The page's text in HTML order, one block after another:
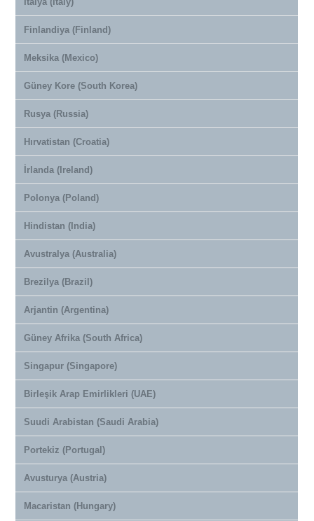
Finlandiya (Finland)
Meksika (Mexico)
Güney Kore (South Korea)
Rusya (Russia)
Hırvatistan (Croatia)
İrlanda (Ireland)
Polonya (Poland)
Hindistan (India)
Avustralya (Australia)
Brezilya (Brazil)
Arjantin (Argentina)
Güney Afrika (South Africa)
Singapur (Singapore)
Birleşik Arap Emirlikleri (UAE)
Suudi Arabistan (Saudi Arabia)
Portekiz (Portugal)
Avusturya (Austria)
Macaristan (Hungary)